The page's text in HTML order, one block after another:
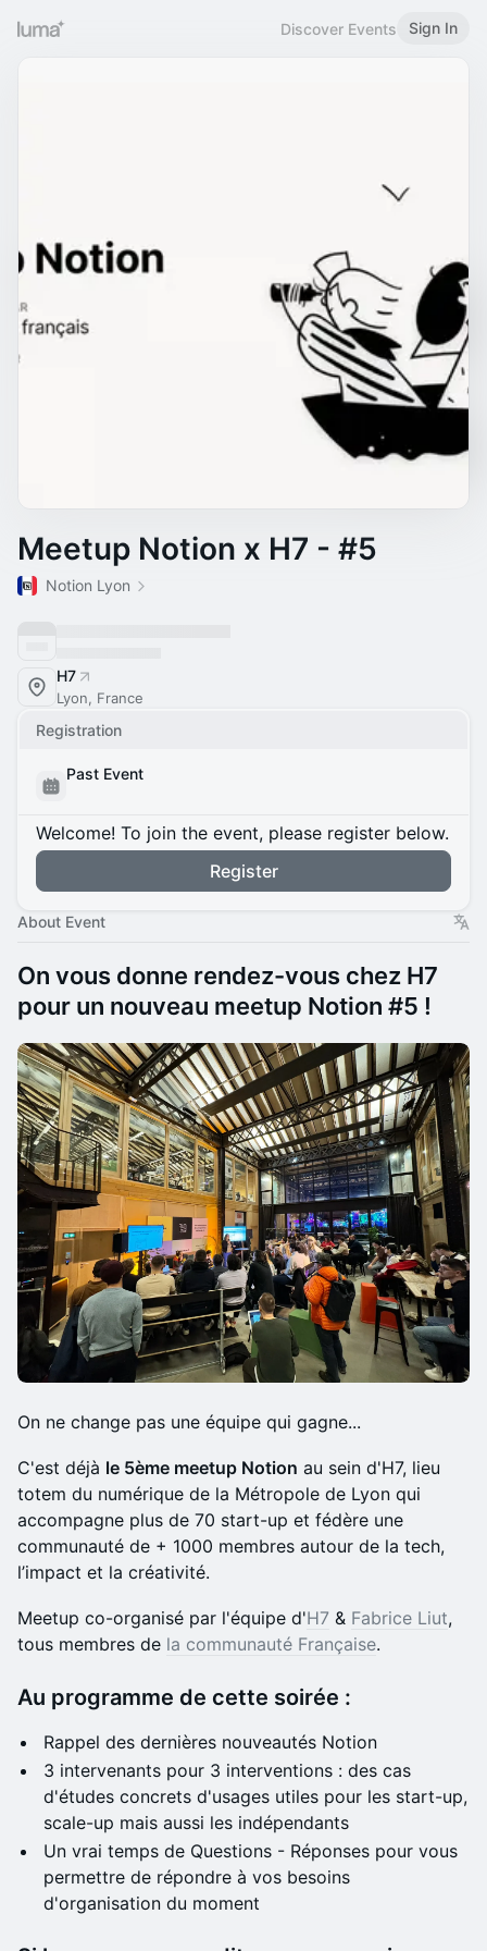
Discover Events Sign In
Meetup Notion x H7 - #5
Notion Lyon
H7
Lyon, France
Registration
Past Event
Welcome! To join the event, please register below.
Register
About Event
On vous donne rendez-vous chez H7
pour un nouveau meetup Notion #5 !
On ne change pas une équipe qui gagne...
C'est déjà le 5ème meetup Notion au sein d'H7, lieu
totem du numérique de la Métropole de Lyon qui
accompagne plus de 70 start-up et fédère une
communauté de + 1000 membres autour de la tech,
l’impact et la créativité.
Meetup co-organisé par l'équipe d'H7 & Fabrice Liut,
tous membres de la communauté Française.
​Au programme de cette soirée :
Rappel des dernières nouveautés Notion
3 intervenants pour 3 interventions : des cas
d'études concrets d'usages utiles pour les start-up,
scale-up mais aussi les indépendants
Un vrai temps de Questions - Réponses pour vous
permettre de répondre à vos besoins
d'organisation du moment